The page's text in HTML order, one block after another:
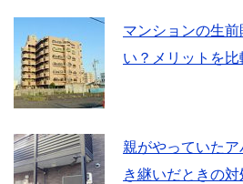
マンションの生
い？メリットを比
親がやっていたア
き継いだときの